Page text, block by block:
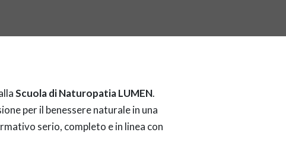
Scuola di Naturopatia LUMEN.
per il benessere naturale in una
serio, completo e in linea con